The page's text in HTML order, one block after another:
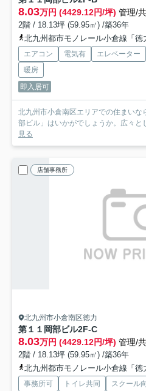
8.03万円 (4429.12円/坪) 管理/
2階 / 18.13坪 (59.95㎡) /築36年
北九州都市モノレール小倉線「
エアコン 電気有 エレベーター
暖房
即入居可
北九州市小倉南区エリアでの住まいな
部ビル」はいかがでしょうか。広々と
見る
店舗事務所
北九州市小倉南区徳力
第１１岡部ビル2F-C
8.03万円 (4429.12円/坪) 管理/
2階 / 18.13坪 (59.95㎡) /築36年
北九州都市モノレール小倉線「
事務所可 トイレ共同 スクール